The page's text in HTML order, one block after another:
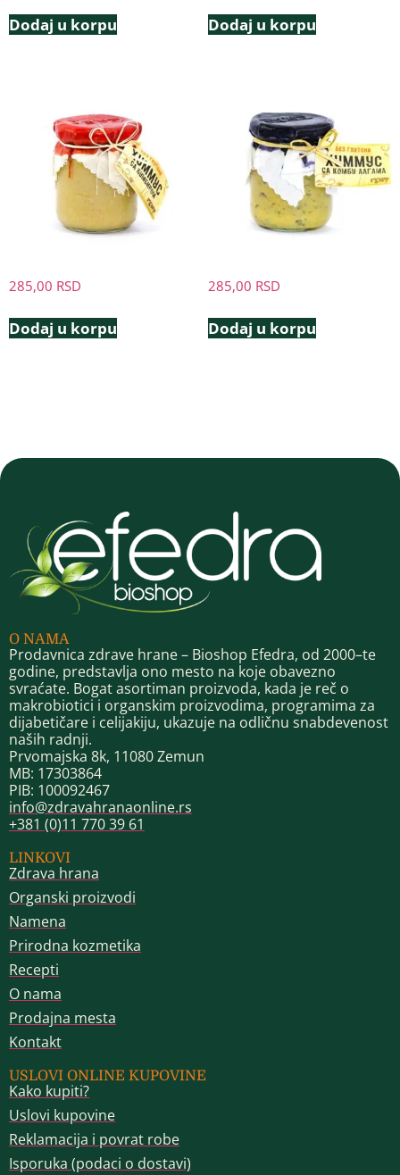
Dodaj u korpu Dodaj u korpu
285,00 RSD
Dodaj u korpu
285,00 RSD
Dodaj u korpu
O NAMA
Prodavnica zdrave hrane – Bioshop Efedra, od 2000–te
godine, predstavlja ono mesto na koje obavezno
svraćate. Bogat asortiman proizvoda, kada je reč o
makrobiotici i organskim proizvodima, programima za
dijabetičare i celijakiju, ukazuje na odličnu snabdevenost
naših radnji.
Prvomajska 8k, 11080 Zemun
MB: 17303864
PIB: 100092467
info@zdravahranaonline.rs
+381 (0)11 770 39 61
LINKOVI
Zdrava hrana
Organski proizvodi
Namena
Prirodna kozmetika
Recepti
O nama
Prodajna mesta
Kontakt
USLOVI ONLINE KUPOVINE
Kako kupiti?
Uslovi kupovine
Reklamacija i povrat robe
Isporuka (podaci o dostavi)